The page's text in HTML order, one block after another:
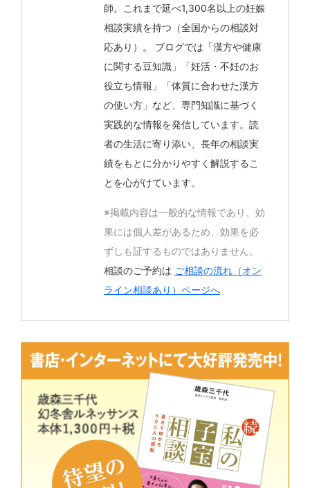
師。これまで延べ1,300名以上の妊娠
相談実績を持つ（全国からの相談対
応あり）。 ブログでは「漢方や健康
に関する豆知識」「妊活・不妊のお
役立ち情報」「体質に合わせた漢方
の使い方」など、専門知識に基づく
実践的な情報を発信しています。読
者の生活に寄り添い、長年の相談実
績をもとに分かりやすく解説するこ
とを心がけています。
※掲載内容は一般的な情報であり、効
果には個人差があるため、効果を必
ずしも証するものではありません。
相談のご予約は ご相談の流れ（オン
ライン相談あり）ページへ